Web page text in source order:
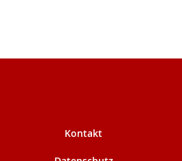
Kontakt